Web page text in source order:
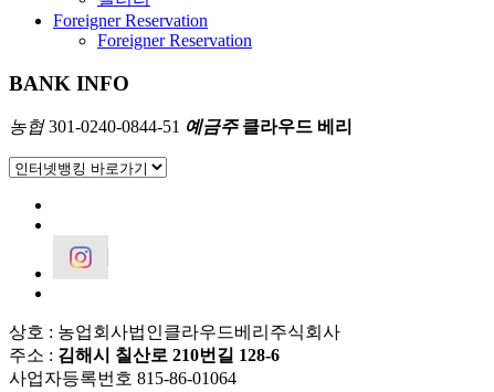
Foreigner Reservation
Foreigner Reservation
BANK INFO
농협301-0240-0844-51 예금주클라우드 베리
상호 : 농업회사법인클라우드베리주식회사
주소 : 김해시 칠산로 210번길 128-6
사업자등록번호 815-86-01064